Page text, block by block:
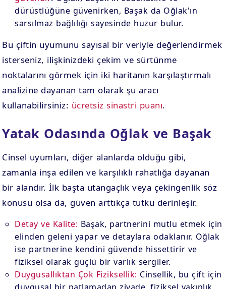
dürüstlüğüne güvenirken, Başak da Oğlak'ın
sarsılmaz bağlılığı sayesinde huzur bulur.
Bu çiftin uyumunu sayısal bir veriyle değerlendirmek
isterseniz, ilişkinizdeki çekim ve sürtünme
noktalarını görmek için iki haritanın karşılaştırmalı
analizine dayanan tam olarak şu aracı
kullanabilirsiniz: ücretsiz sinastri puanı.
Yatak Odasında Oğlak ve Başak
Cinsel uyumları, diğer alanlarda olduğu gibi,
zamanla inşa edilen ve karşılıklı rahatlığa dayanan
bir alandır. İlk başta utangaçlık veya çekingenlik söz
konusu olsa da, güven arttıkça tutku derinleşir.
Detay ve Kalite: Başak, partnerini mutlu etmek için
elinden geleni yapar ve detaylara odaklanır. Oğlak
ise partnerine kendini güvende hissettirir ve
fiziksel olarak güçlü bir varlık sergiler.
Duygusallıktan Çok Fiziksellik: Cinsellik, bu çift için